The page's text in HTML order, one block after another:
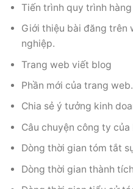
Tiến trình quy trình
Giới thiệu bài đăng trên
nghiệp.
Trang web viết blog
Phần mới của trang web.
Chia sẻ ý tưởng kinh
Câu chuyện công ty
Dòng thời gian tóm tắt
Dòng thời gian thành